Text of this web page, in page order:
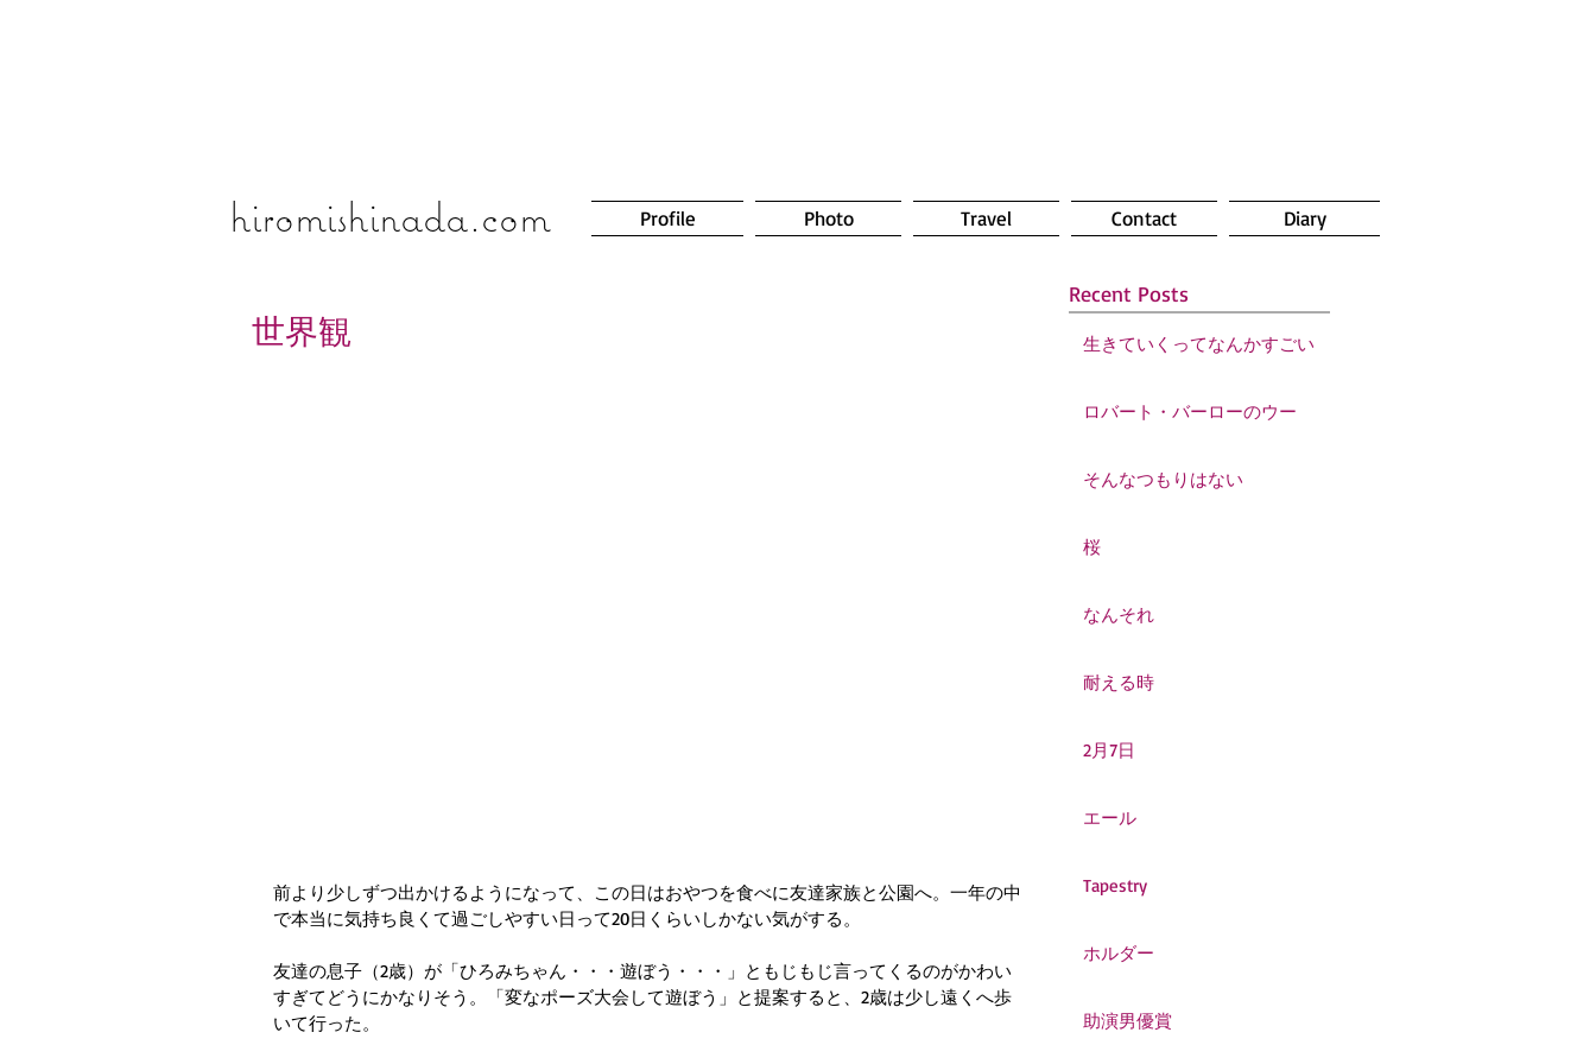
​​​​​​​hiromishinada.com Profile Photo Travel Contact Diary
世界観
前より少しずつ出かけるようになって、この日はおやつを食べに友達家族と公園へ。一年の中
で本当に気持ち良くて過ごしやすい日って20日くらいしかない気がする。
友達の息子（2歳）が「ひろみちゃん・・・遊ぼう・・・」ともじもじ言ってくるのがかわい
すぎてどうにかなりそう。「変なポーズ大会して遊ぼう」と提案すると、2歳は少し遠くへ歩
いて行った。
Recent Posts
生きていくってなんかすごい
ロバート・バーローのウー
そんなつもりはない
桜
なんそれ
耐える時
2月7日
エール
Tapestry
ホルダー
助演男優賞